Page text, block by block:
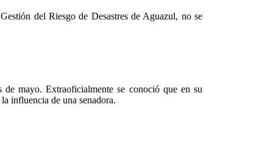
del Riesgo de Desastres de Aguazul, no se
mayo. Extraoficialmente se conoció que en su
influencia de una senadora.